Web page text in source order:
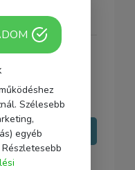
igyekszünk
adni.
Szélesebb
egyéb